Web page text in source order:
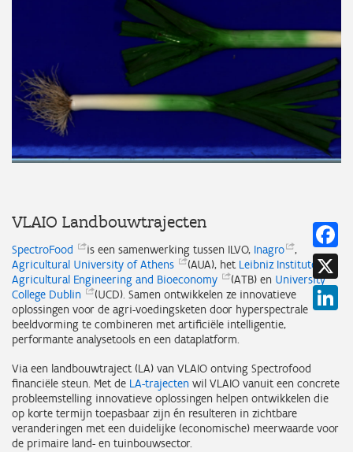
VLAIO Landbouwtrajecten
SpectroFood is een samenwerking tussen ILVO, Inagro
,
Agricultural University ofAthens (AUA), het Leibniz Institute for
Agricultural Engineering and Bioeconomy (ATB) en University
College Dublin
(UCD). Samen ontwikkelen ze innovatieve
oplossingen voor de agri-voedingsketen door hyperspectrale
beeldvorming te combineren met artificiële intelligentie,
performante analysetools en een dataplatform.
Via een landbouwtraject (LA) van VLAIO ontving Spectrofood
financiële steun. Met de LA-trajecten wil VLAIO vanuit een concrete
probleemstelling innovatieve oplossingen helpen ontwikkelen die
op korte termijn toepasbaar zijn én resulteren in zichtbare
veranderingen met een duidelijke (economische) meerwaarde voor
de primaire land- en tuinbouwsector.